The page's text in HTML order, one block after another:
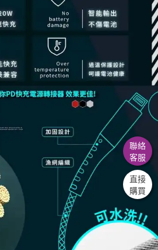
聯絡
客服
直接
購買